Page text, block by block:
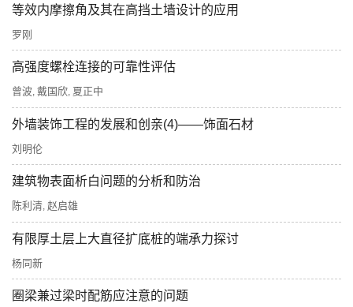
等效内摩擦角及其在高挡土墙设计的应用
罗刚
高强度螺栓连接的可靠性评估
曾波 戴国欣 夏正中
外墙装饰工程的发展和创亲(4)——饰面石材
刘明伦
建筑物表面析白问题的分析和防治
陈利清 赵启雄
有限厚土层上大直径扩底桩的端承力探讨
杨同新
圈梁兼过梁时配筋应注意的问题